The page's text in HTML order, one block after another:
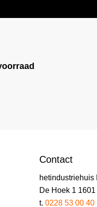
Contact
hetindustriehuis
De Hoek 1
t. 0228 53 00 40